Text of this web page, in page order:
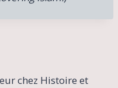
chez Histoire et